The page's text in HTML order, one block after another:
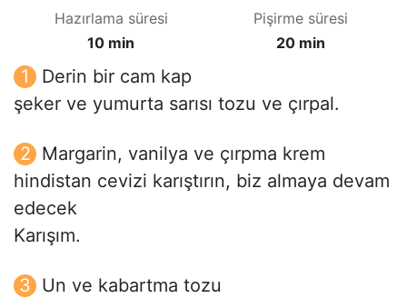
Hazırlama süresi
10 min
Pişirme süresi
20 min
Derin bir cam kap
şeker ve yumurta sarısı tozu ve çırpal.
Margarin, vanilya ve çırpma krem
hindistan cevizi karıştırın, biz almaya devam
edecek
Karışım.
Un ve kabartma tozu